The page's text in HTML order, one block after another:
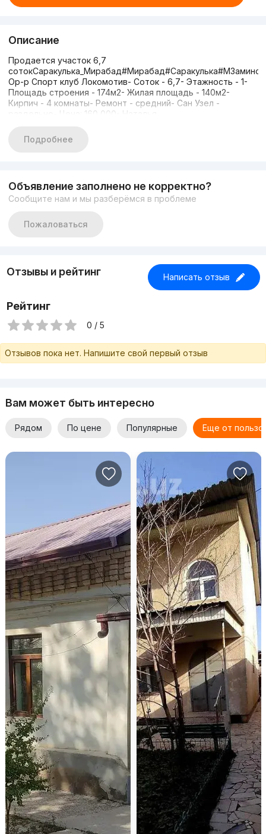
Описание
Продается участок 6,7
Ор-р Спорт клуб Локомотив- Соток - 6,7- Этажность - 1-
Площадь строения - 174м2- Жилая площадь - 140м2-
Кирпич - 4 комнаты- Ремонт - средний- Сан Узел -
раздельно- Цена: 160 000- Наталья
Подробнее
Объявление заполнено не корректно?
Сообщите нам и мы разберёмся в проблеме
Пожаловаться
Отзывы и рейтинг Написать отзыв
Рейтинг
0 / 5
Отзывов пока нет. Напишите свой первый отзыв
Вам может быть интересно
Рядом По цене Популярные Еще от